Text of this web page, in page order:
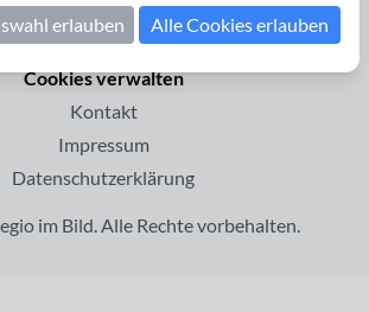
Startseite
Cookies verwalten
Kontakt
Impressum
Datenschutzerklärung
im Bild. Alle Rechte vorbehalten.
erlauben Alle Cookies erlauben